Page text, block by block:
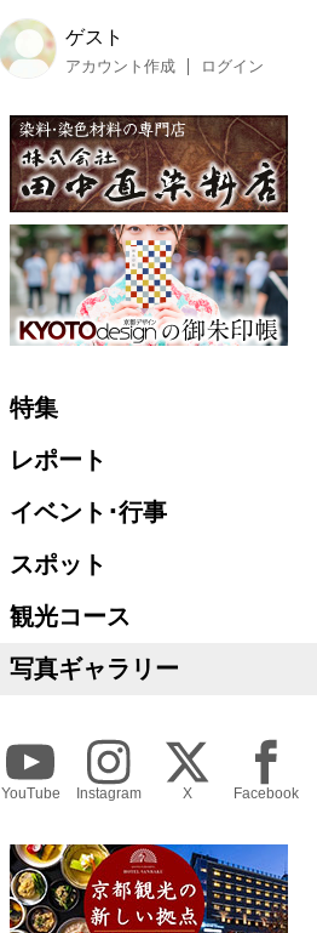
ゲスト
アカウント作成 ログイン
特集
レポート
イベント･行事
スポット
観光コース
写真ギャラリー
YouTube Instagram X Facebook